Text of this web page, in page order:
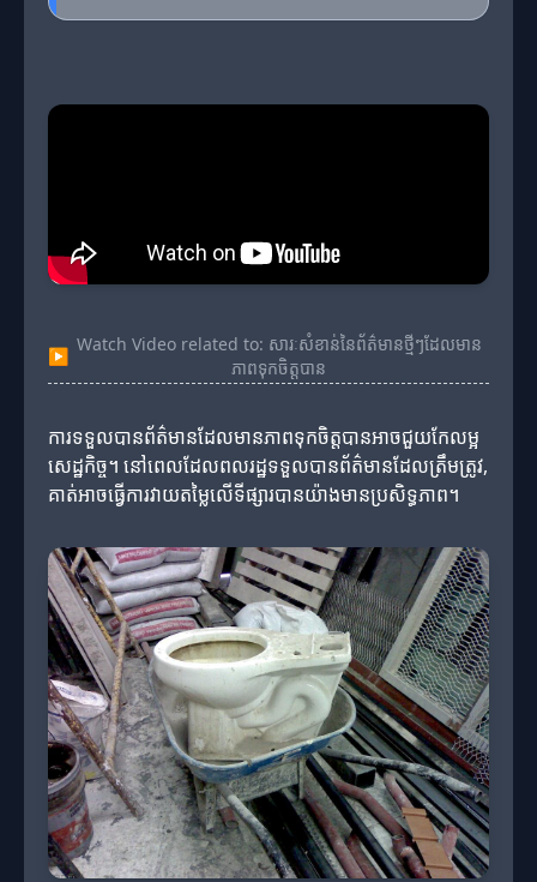
▶
Watch Video related to: សារៈសំខាន់នៃព័ត៌មានថ្មីៗដែលមាន
ភាពទុកចិត្តបាន
ការទទួលបានព័ត៌មានដែលមានភាពទុកចិត្តបានអាចជួយកែលម្អ
សេដ្ឋកិច្ច។ នៅពេលដែលពលរដ្ឋទទួលបានព័ត៌មានដែលត្រឹមត្រូវ,
គាត់អាចធ្វើការវាយតម្លៃលើទីផ្សារបានយ៉ាងមានប្រសិទ្ធភាព។